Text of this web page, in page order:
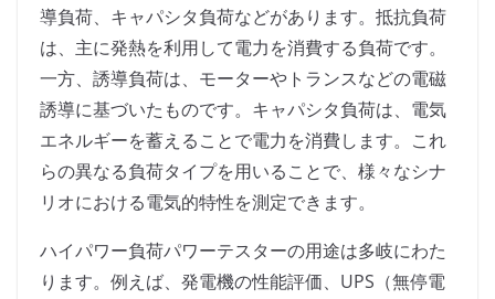
導負荷、キャパシタ負荷などがあります。抵抗負荷
は、主に発熱を利用して電力を消費する負荷です。
一方、誘導負荷は、モーターやトランスなどの電磁
誘導に基づいたものです。キャパシタ負荷は、電気
エネルギーを蓄えることで電力を消費します。これ
らの異なる負荷タイプを用いることで、様々なシナ
リオにおける電気的特性を測定できます。
ハイパワー負荷パワーテスターの用途は多岐にわた
ります。例えば、発電機の性能評価、UPS（無停電